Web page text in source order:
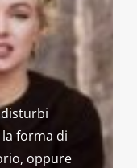
forma di
oppure